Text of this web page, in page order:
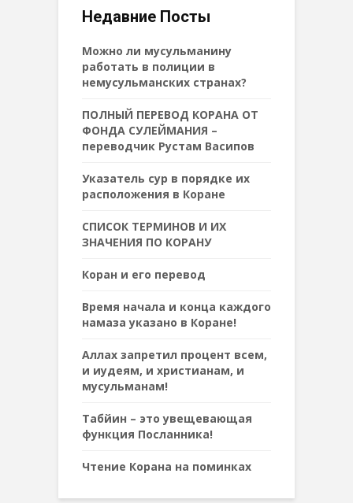
Недавние Посты
Можно ли мусульманину
работать в полиции в
немусульманских странах?
ПОЛНЫЙ ПЕРЕВОД КОРАНА ОТ
ФОНДА СУЛЕЙМАНИЯ –
переводчик Рустам Васипов
Указатель сур в порядке их
расположения в Коране
СПИСОК ТЕРМИНОВ И ИХ
ЗНАЧЕНИЯ ПО КОРАНУ
Коран и его перевод
Время начала и конца каждого
намаза указано в Коране!
Аллах запретил процент всем,
и иудеям, и христианам, и
мусульманам!
Табйин – это увещевающая
функция Посланника!
Чтение Корана на поминках